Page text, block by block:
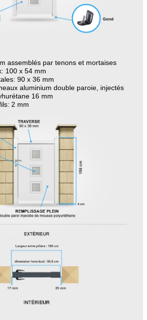
assemblés par tenons et mortaises
100 x 54 mm
90 x 36 mm
aluminium double paroie, injectés
16 mm
2 mm